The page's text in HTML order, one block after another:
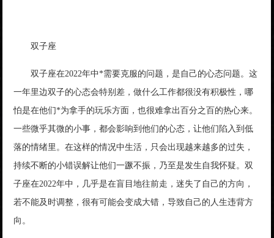
双子座
双子座在2022年中*需要克服的问题，是自己的心态问题。这
一年里边双子的心态会特别差，做什么工作都很没有积极性，哪
怕是在他们*为拿手的玩乐方面，也很难拿出百分之百的热心来。
一些微乎其微的小事，都会影响到他们的心态，让他们陷入到低
落的情绪里。在这样的情况中生活，只会出现越来越多的过失，
持续不断的小错误解让他们一蹶不振，乃至是发生自我怀疑。双
子座在2022年中，几乎是在盲目地往前走，迷失了自己的方向，
若不能及时调整，很有可能会变成大错，导致自己的人生违背方
向。